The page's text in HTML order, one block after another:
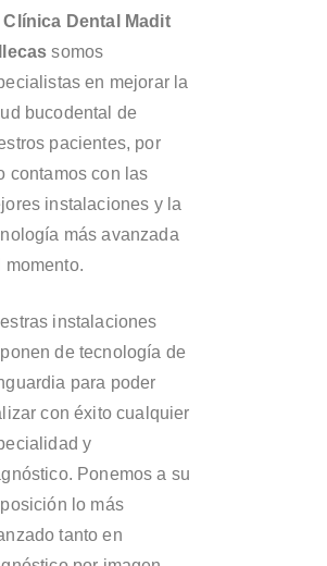
Clínica Dental Madit
somos
en mejorar la
bucodental de
pacientes, por
contamos con las
instalaciones y la
más avanzada
momento.
instalaciones
de tecnología de
para poder
con éxito cualquier
y
Ponemos a su
lo más
tanto en